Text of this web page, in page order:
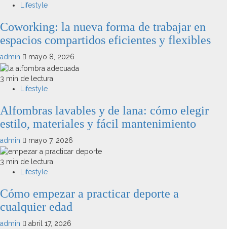
Lifestyle
Coworking: la nueva forma de trabajar en
espacios compartidos eficientes y flexibles
admin mayo 8, 2026
3 min de lectura
Lifestyle
Alfombras lavables y de lana: cómo elegir
estilo, materiales y fácil mantenimiento
admin mayo 7, 2026
3 min de lectura
Lifestyle
Cómo empezar a practicar deporte a
cualquier edad
admin
abril 17, 2026